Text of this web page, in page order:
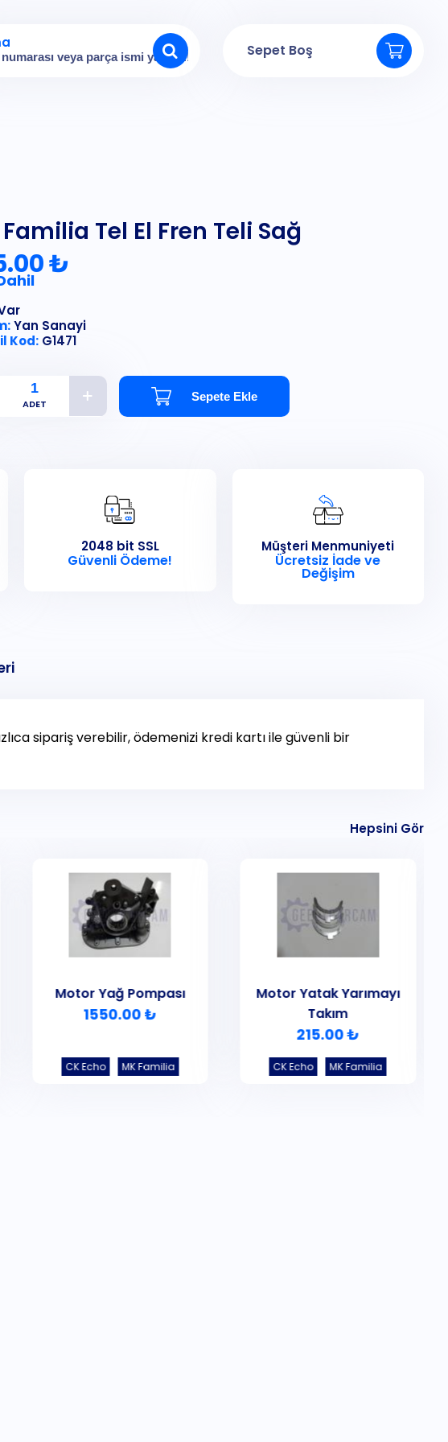
Sepet Boş
Tel El Fren Teli Sağ
₺
Yan Sanayi
Kod: G1471
Sepete Ekle
2048 bit SSL
Güvenli Ödeme!
Müşteri Menmuniyeti
Ücretsiz İade ve
Değişim
sipariş verebilir, ödemenizi kredi kartı ile güvenli bir
Hepsini Gör
CK Echo MK Familia
Motor Yağ Pompası
1550.00 ₺
CK Echo MK Familia
Motor Yatak Yarımayı
Takım
215.00 ₺